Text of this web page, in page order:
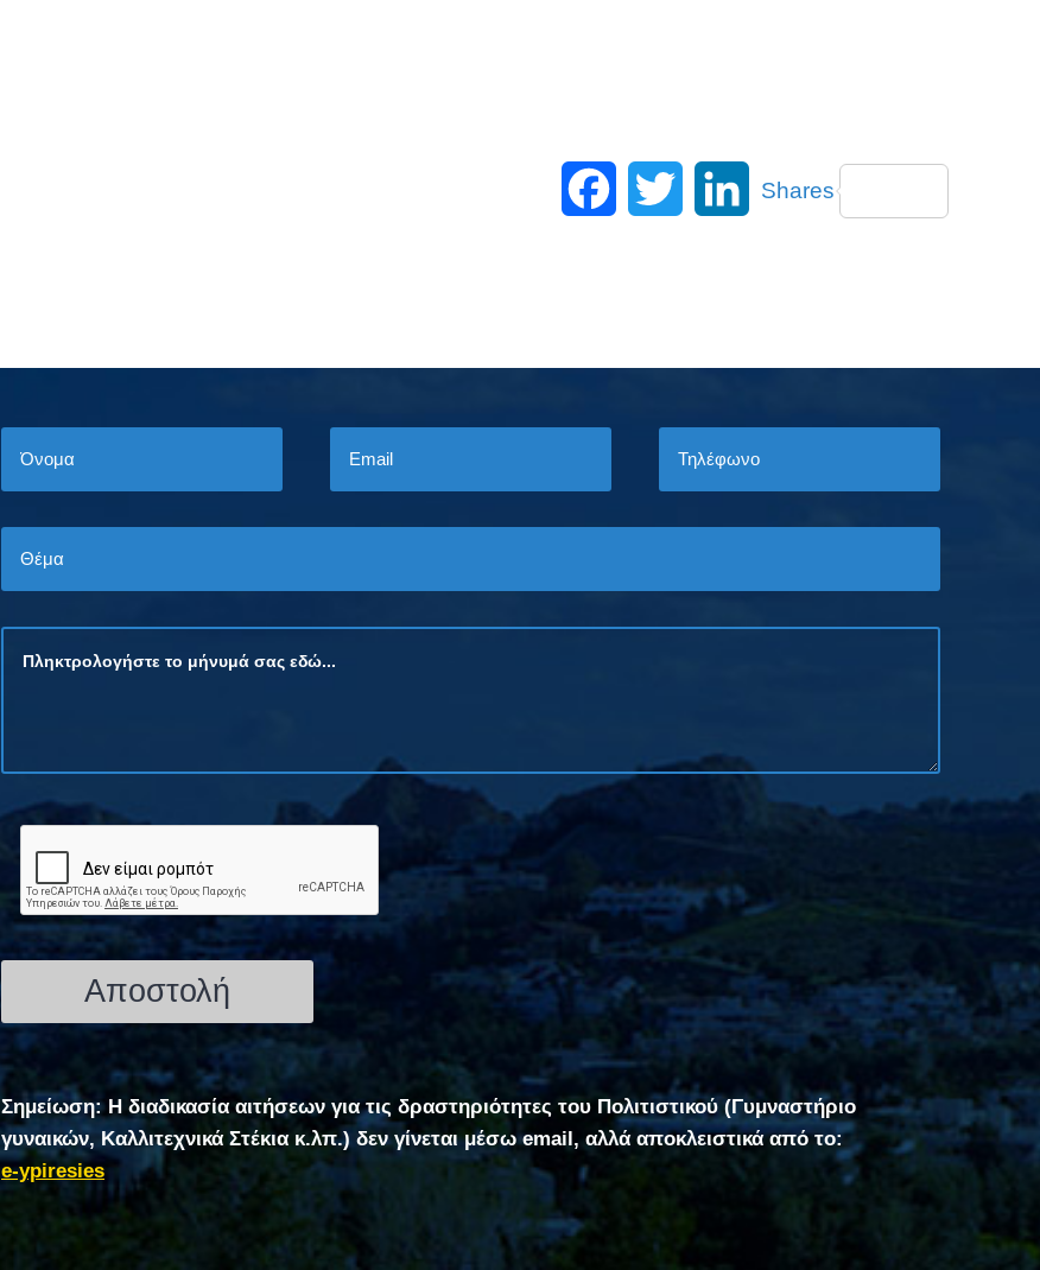
FacebookTwitter
Shares
Σημείωση: Η διαδικασία αιτήσεων για τις δραστηριότητες του Πολιτιστικού (Γυμναστήριο
γυναικών, Καλλιτεχνικά Στέκια κ.λπ.) δεν γίνεται μέσω email, αλλά αποκλειστικά από το:
e-ypiresies